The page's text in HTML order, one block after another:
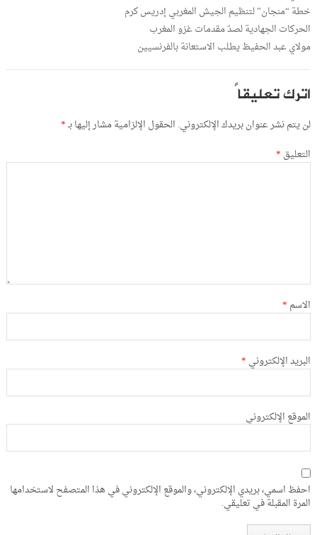
خطة “منجان” لتنظيم الجيش المغربي إدريس كرم
الحركات الجهادية لصدّ مقدمات غزو المغرب
مولاي عبد الحفيظ يطلب الاستعانة بالفرنسيين
اترك تعليقاً
لن يتم نشر عنوان بريدك الإلكتروني. الحقول الإلزامية مشار إليها بـ*
التعليق *
الاسم *
البريد الإلكتروني *
الموقع الإلكتروني
احفظ اسمي، بريدي الإلكتروني، والموقع الإلكتروني في هذا المتصفح لاستخدامها
المرة المقبلة في تعليقي.